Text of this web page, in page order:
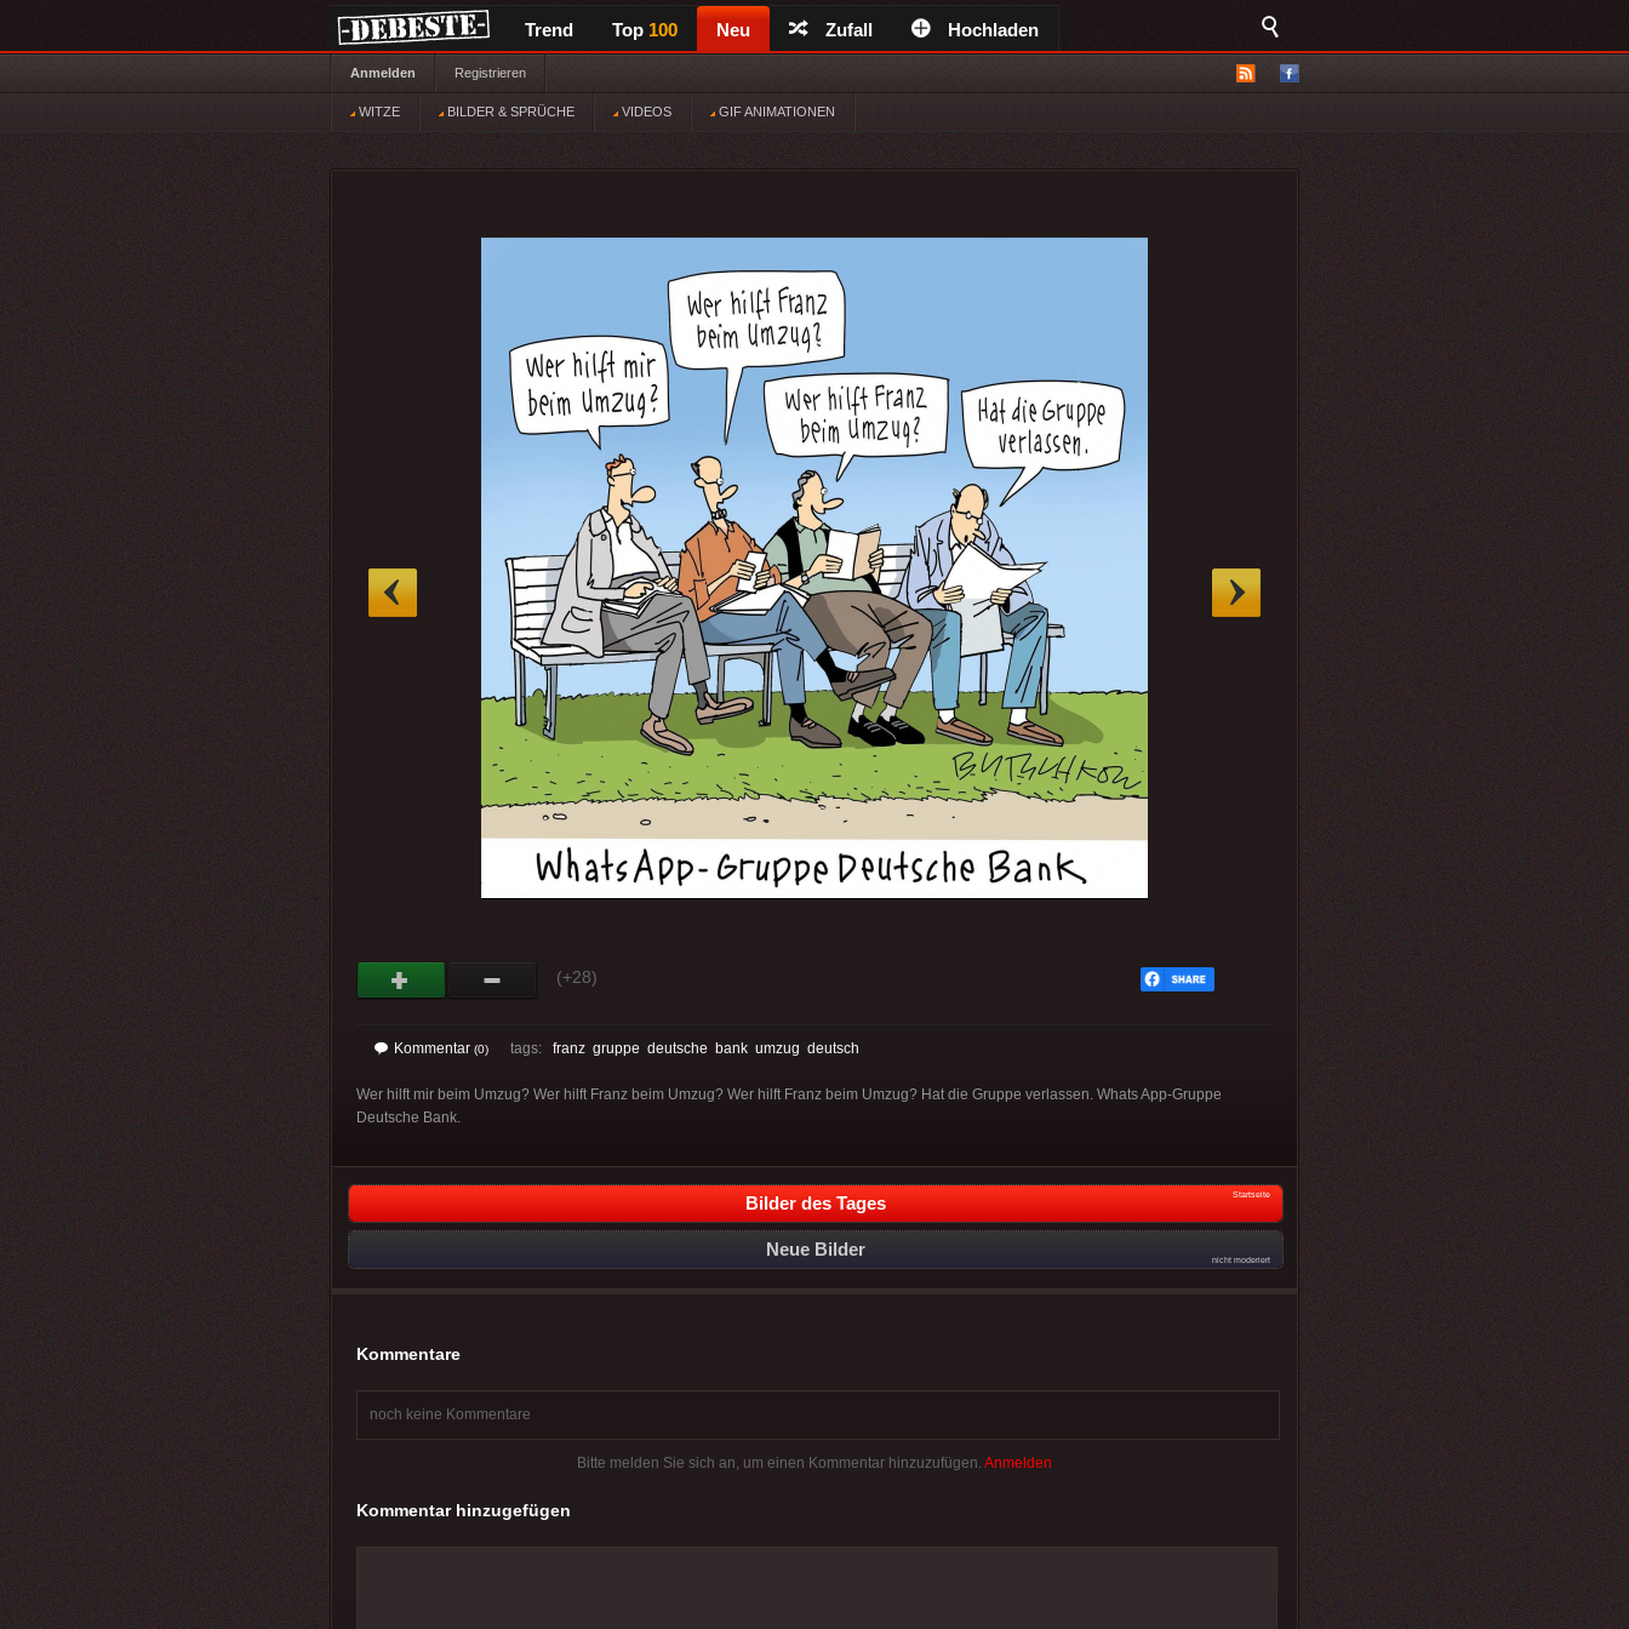
Trend Top 100 Neu Zufall Hochladen
Anmelden Registrieren
WITZE BILDER & SPRÜCHE VIDEOS GIF ANIMATIONEN
(+28)
Kommentar (0) tags: franz gruppe deutsche bank umzug deutsch
Wer hilft mir beim Umzug? Wer hilft Franz beim Umzug? Wer hilft Franz beim Umzug? Hat die Gruppe verlassen. Whats App-Gruppe
Deutsche Bank.
Bilder des Tages Startseite
Neue Bilder
nicht moderiert
Kommentare
noch keine Kommentare
Bitte melden Sie sich an, um einen Kommentar hinzuzufügen. Anmelden
Kommentar hinzugefügen